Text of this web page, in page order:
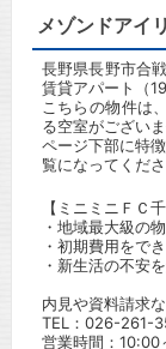
メゾンドアイ
長野県長野市合
賃貸アパート（
こちらの物件は
る空室がございま
ページ下部に特
覧になってくださ
【ミニミニＦＣ
・地域最大級の
・初期費用をで
・新生活の不安
内見や資料請求
TEL： 026-261-
営業時間：10:00